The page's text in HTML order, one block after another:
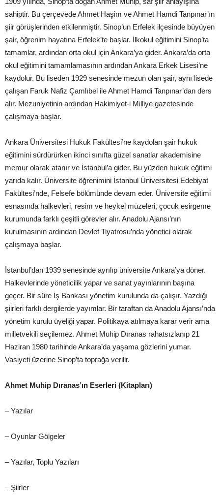
sahiptir. Bu çerçevede Ahmet Haşim ve Ahmet Hamdi Tanpınar’ın
şiir görüşlerinden etkilenmiştir. Sinop’un Erfelek ilçesinde büyüyen
şair, öğrenim hayatına Erfelek’te başlar. İlkokul eğitimini Sinop’ta
tamamlar, ardından orta okul için Ankara’ya gider. Ankara’da orta
okul eğitimini tamamlamasının ardından Ankara Erkek Lisesi’ne
kaydolur. Bu liseden 1929 senesinde mezun olan şair, aynı lisede
çalışan Faruk Nafiz Çamlıbel ile Ahmet Hamdi Tanpınar’dan ders
alır. Mezuniyetinin ardından Hakimiyet-i Milliye gazetesinde
çalışmaya başlar.
Ankara Üniversitesi Hukuk Fakültesi’ne kaydolan şair hukuk
eğitimini sürdürürken ikinci sınıfta güzel sanatlar akademisine
memur olarak atanır ve İstanbul’a gider. Bu yüzden hukuk eğitimi
yarıda kalır. Üniversite öğrenimini İstanbul Üniversitesi Edebiyat
Fakültesi’nde, Felsefe bölümünde devam eder. Üniversite eğitimi
esnasında halkevleri, resim ve heykel müzeleri, çocuk esirgeme
kurumunda farklı çeşitli görevler alır. Anadolu Ajansı’nın
kurulmasının ardından Devlet Tiyatrosu’nda yönetici olarak
çalışmaya başlar.
İstanbul’dan 1939 senesinde ayrılıp üniversite Ankara’ya döner.
Halkevlerinde yöneticilik yapar ve sanat yayınlarının başına
geçer. Bir süre İş Bankası yönetim kurulunda da çalışır. Yazdığı
şiirleri farklı dergilerde yayımlar. Bir taraftan da Anadolu Ajansı’nda
yönetim kurulu üyeliği yapar. Politikaya atılmaya karar verir ama
milletvekili seçilemez. Ahmet Muhip Dıranas rahatsızlanıp 21
Haziran 1980 tarihinde Ankara’da yaşama gözlerini yumar.
Vasiyeti üzerine Sinop’ta toprağa verilir.
Ahmet Muhip Dıranas’ın Eserleri (Kitapları)
– Yazılar
– Oyunlar Gölgeler
– Yazılar, Toplu Yazıları
– Şiirler